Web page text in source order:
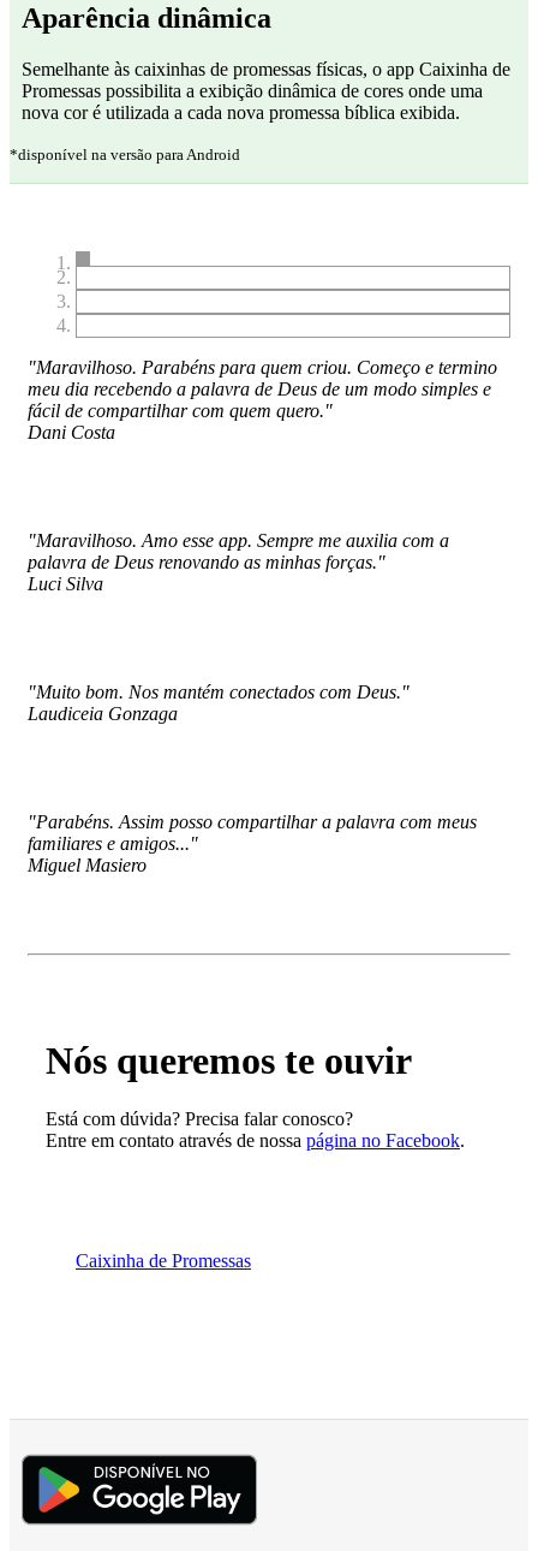
Aparência dinâmica
Semelhante às caixinhas de promessas físicas, o app Caixinha de
Promessas possibilita a exibição dinâmica de cores onde uma
nova cor é utilizada a cada nova promessa bíblica exibida.
*disponível na versão para Android
"Maravilhoso. Parabéns para quem criou. Começo e termino
meu dia recebendo a palavra de Deus de um modo simples e
fácil de compartilhar com quem quero."
Dani Costa
"Maravilhoso. Amo esse app. Sempre me auxilia com a
palavra de Deus renovando as minhas forças."
Luci Silva
"Muito bom. Nos mantém conectados com Deus."
Laudiceia Gonzaga
"Parabéns. Assim posso compartilhar a palavra com meus
familiares e amigos..."
Miguel Masiero
Nós queremos te ouvir
Está com dúvida? Precisa falar conosco?
Entre em contato através de nossa página no Facebook.
Caixinha de Promessas